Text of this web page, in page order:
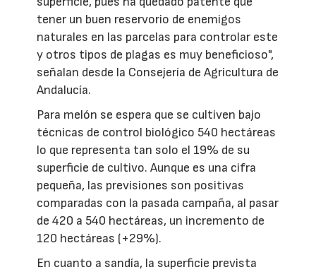
tener un buen reservorio de enemigos
naturales en las parcelas para controlar este
y otros tipos de plagas es muy beneficioso",
señalan desde la Consejería de Agricultura de
Andalucía.
Para melón se espera que se cultiven bajo
técnicas de control biológico 540 hectáreas
lo que representa tan solo el 19% de su
superficie de cultivo. Aunque es una cifra
pequeña, las previsiones son positivas
comparadas con la pasada campaña, al pasar
de 420 a 540 hectáreas, un incremento de
120 hectáreas (+29%).
En cuanto a sandía, la superficie prevista